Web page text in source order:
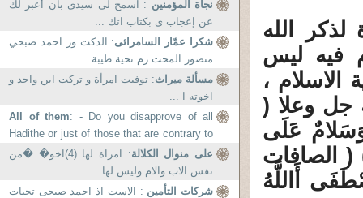
الله
فيه ليس
،
جل وعلا (
رَبِّ الْعِزَّةِ عَمَّا يَصِفُون َ (180) وَسَلامٌ عَلَى
(182) ( الصافات
أَاللَّهُ
نجاة المؤمنين : اسمح لى سيدى بأن أعبر لك
عن إعجاب ى بكتاب اتك ...
شكرا عمّار السامرائى: الدكت ور احمد صبحي
منصور المحت رم تحية طيبة...
مسألة ميراث: توفيت امرأة و تركت ابن واحد و
اخوته ا ...
All of them: - Do you disapprove of all
Hadithe or just of those that are contrary to
the Qur’an?...
على منوال الكلالة
: امراة لها (4)اخو� �من
نفس الاب والام وليس لها...
شركات التأمين : الاست اذ احمد صبحى تحيات